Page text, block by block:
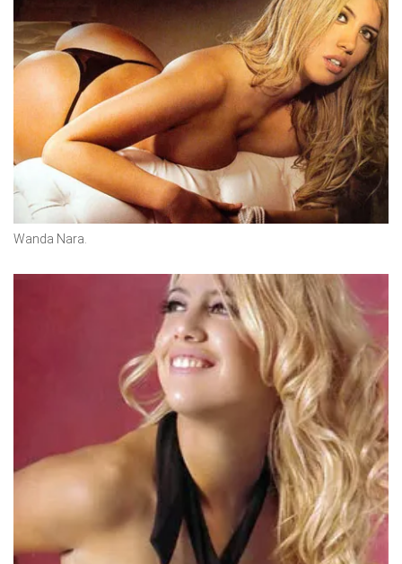
Wanda Nara.